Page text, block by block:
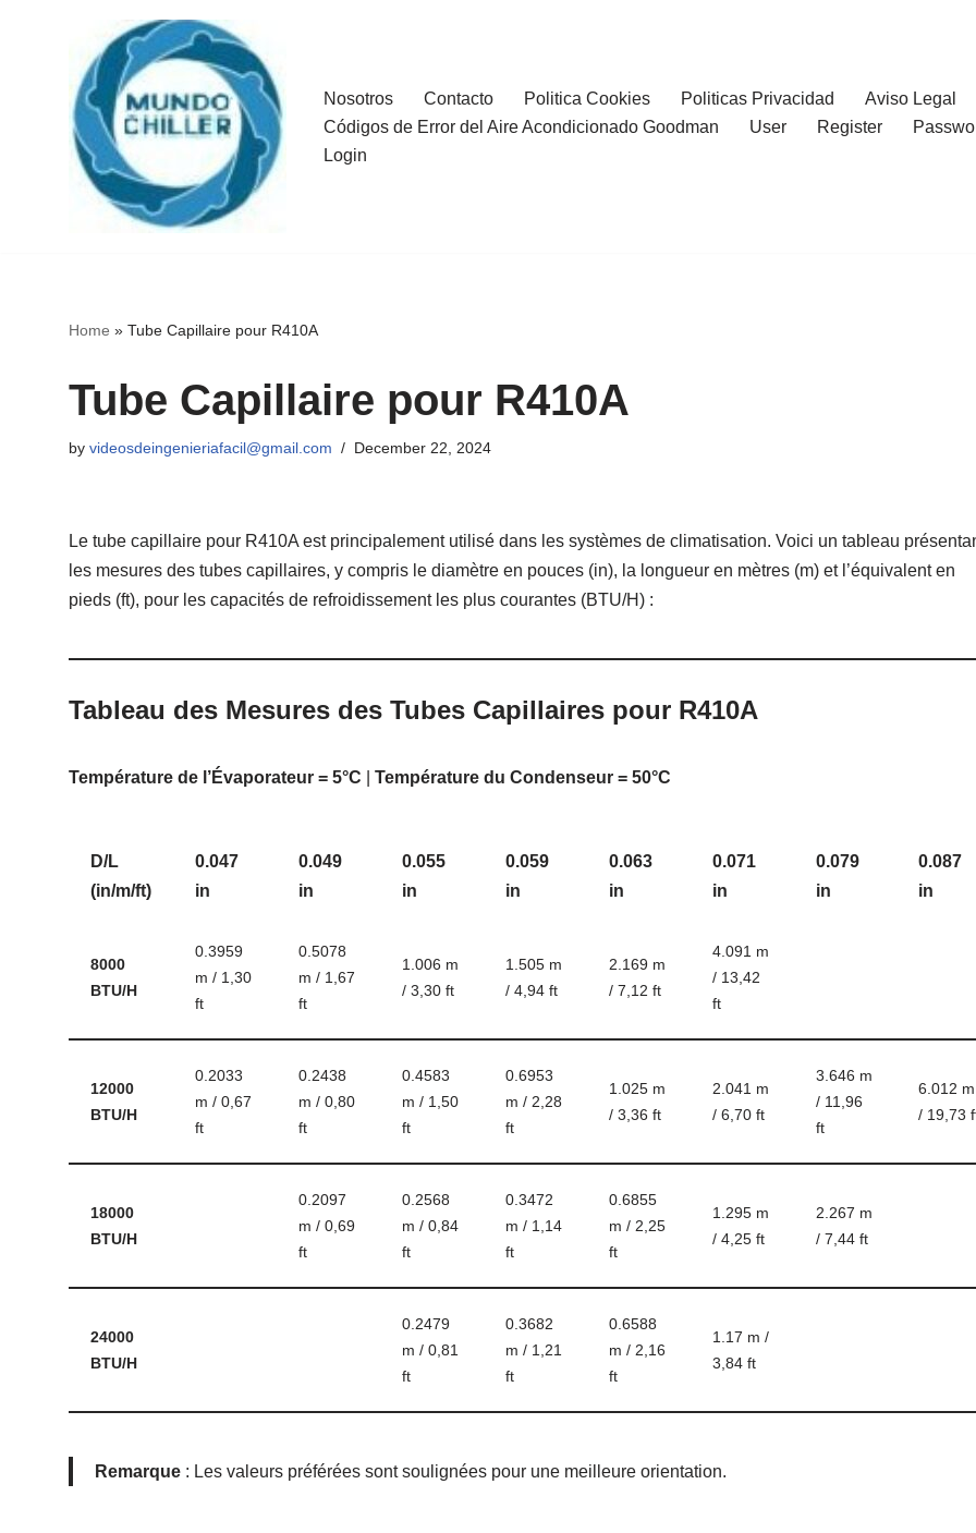
Nosotros Contacto Politica Cookies Politicas Privacidad
Aviso Legal
Códigos de Error del Aire Acondicionado Goodman
User Register
Login
Home » Tube Capillaire pour R410A
Tube Capillaire pour R410A
by videosdeingenieriafacil@gmail.com December 22, 2024
Le tube capillaire pour R410A est principalement utilisé dans les systèmes de climatisation. Voici un tableau
les mesures des tubes capillaires, y compris le diamètre en pouces (in), la longueur en mètres (m) et l’équivalent en
pieds (ft), pour les capacités de refroidissement les plus courantes (BTU/H) :
Tableau des Mesures des Tubes Capillaires pour R410A
Température de l’Évaporateur = 5°C Température du Condenseur = 50°C
D/L
(in/m/ft)
0.047
in
0.049
in
0.055
in
0.059
in
0.063
in
0.071
in
0.079
in
0.087
in
8000
BTU/H
0.3959
m / 1,30
ft
0.5078
m / 1,67
ft
1.006 m
/ 3,30 ft
1.505 m
/ 4,94 ft
2.169 m
/ 7,12 ft
4.091 m
/ 13,42
ft
12000
BTU/H
0.2033
m / 0,67
ft
0.2438
m / 0,80
ft
0.4583
m / 1,50
ft
0.6953
m / 2,28
ft
1.025 m
/ 3,36 ft
2.041 m
/ 6,70 ft
3.646 m
/ 11,96
ft
6.012 m
/ 19,73
18000
BTU/H
0.2097
m / 0,69
ft
0.2568
m / 0,84
ft
0.3472
m / 1,14
ft
0.6855
m / 2,25
ft
1.295 m
/ 4,25 ft
2.267 m
/ 7,44 ft
24000
BTU/H
0.2479
m / 0,81
ft
0.3682
m / 1,21
ft
0.6588
m / 2,16
ft
1.17 m /
3,84 ft
Remarque : Les valeurs préférées sont soulignées pour une meilleure orientation.